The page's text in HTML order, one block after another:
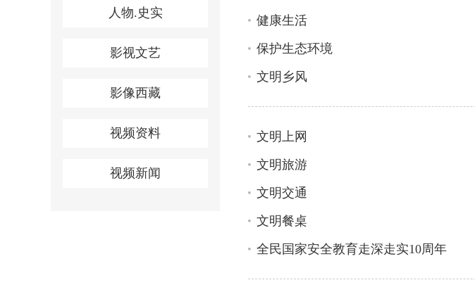
人物.史实
影视文艺
影像西藏
视频资料
视频新闻
健康生活
保护生态环境
文明乡风
文明上网
文明旅游
文明交通
文明餐桌
全民国家安全教育走深走实10周年